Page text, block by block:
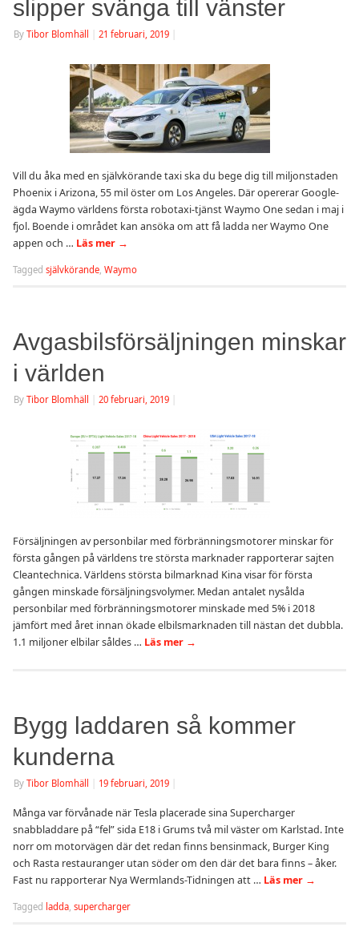
slipper svänga till vänster
By Tibor Blomhäll 21 februari, 2019
Vill du åka med en självkörande taxi ska du bege dig till miljonstaden
Phoenix i Arizona, 55 mil öster om Los Angeles. Där opererar Google-
ägda Waymo världens första robotaxi-tjänst Waymo One sedan i maj i
fjol. Boende i området kan ansöka om att få ladda ner Waymo One
appen och … Läs mer →
Tagged självkörande Waymo
Avgasbilsförsäljningen minskar
i världen
By Tibor Blomhäll 20 februari, 2019
Försäljningen av personbilar med förbränningsmotorer minskar för
första gången på världens tre största marknader rapporterar sajten
Cleantechnica. Världens största bilmarknad Kina visar för första
gången minskade försäljningsvolymer. Medan antalet nysålda
personbilar med förbränningsmotorer minskade med 5% i 2018
jämfört med året innan ökade elbilsmarknaden till nästan det dubbla.
1.1 miljoner elbilar såldes … Läs mer →
Bygg laddaren så kommer
kunderna
By Tibor Blomhäll 19 februari, 2019
Många var förvånade när Tesla placerade sina Supercharger
snabbladdare på “fel” sida E18 i Grums två mil väster om Karlstad. Inte
norr om motorvägen där det redan finns bensinmack, Burger King
och Rasta restauranger utan söder om den där det bara finns – åker.
Fast nu rapporterar Nya Wermlands-Tidningen att … Läs mer →
Tagged ladda supercharger